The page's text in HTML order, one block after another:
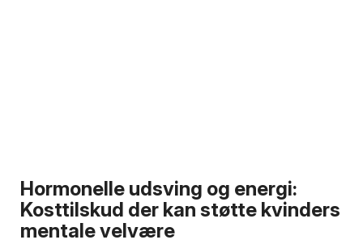
Hormonelle udsving og energi:
Kosttilskud der kan støtte kvinders
mentale velvære